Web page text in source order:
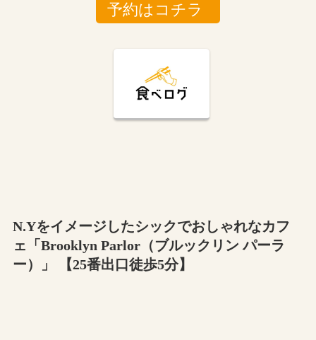
予約はコチラ
N.Yをイメージしたシックでおしゃれなカフ
ェ「Brooklyn Parlor（ブルックリン パーラ
ー）」 【25番出口徒歩5分】